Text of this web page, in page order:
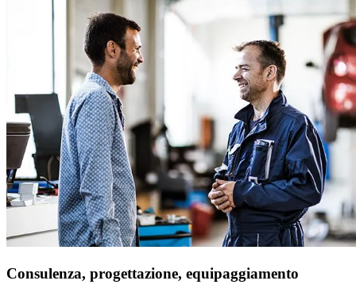
Consulenza, progettazione, equipaggiamento